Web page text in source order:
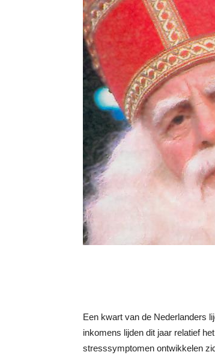
Een kwart van de Nederlanders
inkomens lijden dit jaar relatief
stresssymptomen ontwikkelen